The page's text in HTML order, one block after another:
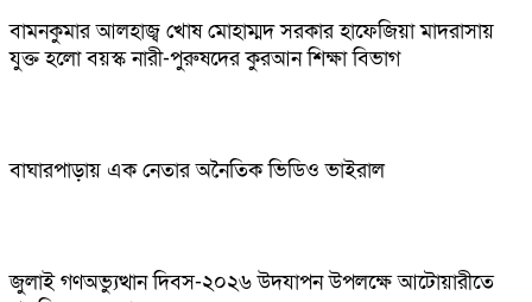
বামনকুমার আলহাজ্ব খোষ মোহাম্মদ সরকার হাফেজিয়া মাদরাসায়
যুক্ত হলো বয়স্ক নারী-পুরুষদের কুরআন শিক্ষা বিভাগ
বাঘারপাড়ায় এক নেতার অনৈতিক ভিডিও ভাইরাল
জুলাই গণঅভ্যুত্থান দিবস-২০২৬ উদযাপন উপলক্ষে আটোয়ারীতে